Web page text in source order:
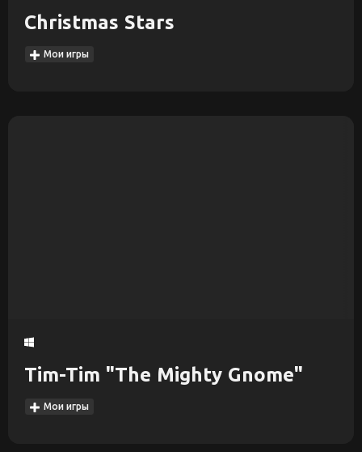
Christmas Stars
Мои игры
Tim-Tim "The Mighty Gnome"
Мои игры